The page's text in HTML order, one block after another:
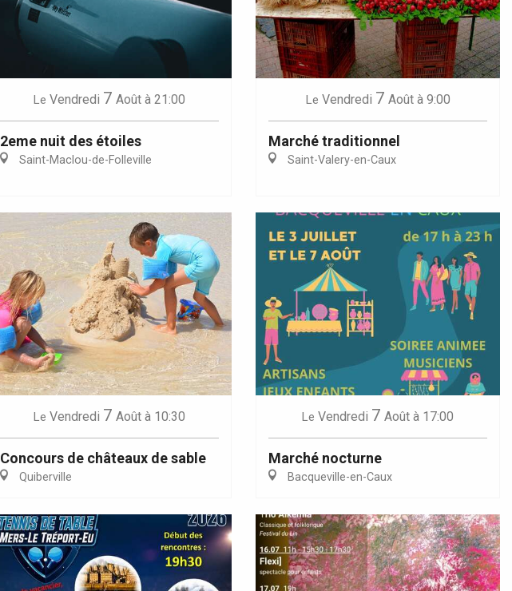
Le Vendredi 7 Août à 21:00
2eme nuit des étoiles
Saint-Maclou-de-Folleville
Le Vendredi 7 Août à 9:00
Marché traditionnel
Saint-Valery-en-Caux
Le Vendredi 7 Août à 10:30
Concours de châteaux de sable
Quiberville
Le Vendredi 7 Août à 17:00
Marché nocturne
Bacqueville-en-Caux